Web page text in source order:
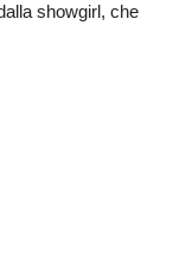
showgirl, che